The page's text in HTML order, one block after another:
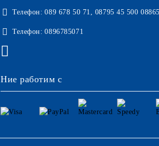
Телефон: 089 678 50 71, 08795 45 500
Телефон: 0896785071
Ние работим с